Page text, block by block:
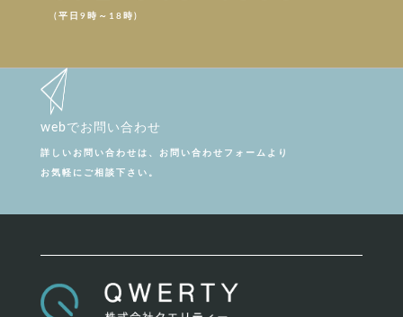
(平日9時～18時)
webでお問い合わせ
詳しいお問い合わせは、お問い合わせフォームより
お気軽にご相談下さい。